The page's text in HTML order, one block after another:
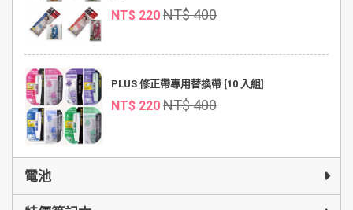
NT$ 220 NT$ 400
PLUS 修正帶專用替換帶 [10 入組]
NT$ 220 NT$ 400
電池